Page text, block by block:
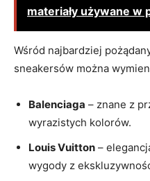
materiały używane w
Wśród⁢ najbardziej
sneakersów można
Balenciaga – znane z
wyrazistych ⁤kolorów.
Louis Vuitton –
wygody⁢ z